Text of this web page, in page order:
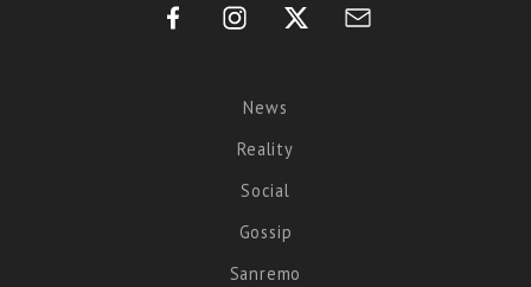
News
Reality
Social
Gossip
Sanremo